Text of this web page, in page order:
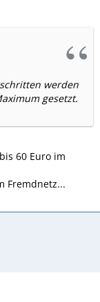
werden
gesetzt.
60 Euro im
Fremdnetz...